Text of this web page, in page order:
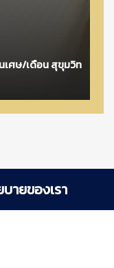
เศษ/เดือน สุขุมวิท
ายของเรา